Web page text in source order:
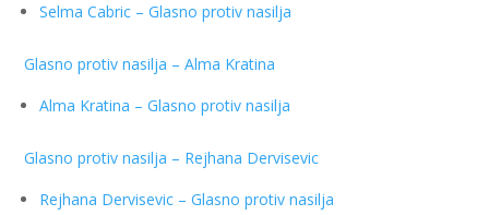
Selma Cabric – Glasno protiv nasilja
Glasno protiv nasilja – Alma Kratina
Alma Kratina – Glasno protiv nasilja
Glasno protiv nasilja – Rejhana Dervisevic
Rejhana Dervisevic – Glasno protiv nasilja